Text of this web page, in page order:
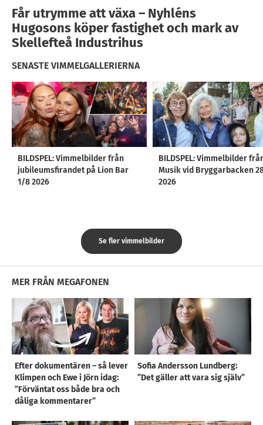
Får utrymme att växa – Nyhléns
Hugosons köper fastighet och mark av
Skellefteå Industrihus
SENASTE VIMMELGALLERIERNA
BILDSPEL: Vimmelbilder från
jubileumsfirandet på Lion Bar
1/8 2026
BILDSPEL: Vimmelbilder
Musik vid Bryggarbacken
2026
Se fler vimmelbilder
MER FRÅN MEGAFONEN
Efter dokumentären – så lever
Klimpen och Ewe i Jörn idag:
”Förväntat oss både bra och
dåliga kommentarer”
Sofia Andersson Lundberg:
”Det gäller att vara sig själv”